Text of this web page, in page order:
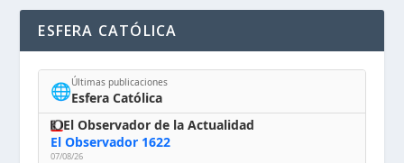
ESFERA CATÓLICA
🌐Últimas publicaciones
Esfera Católica
El Observador de la Actualidad
El Observador 1622
07/08/26